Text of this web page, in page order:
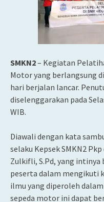
SMKN2– Kegiatan
Motor yang berlangsung
hari berjalan lancar.
diselenggarakan pada
WIB.
Diawali dengan kata
selaku Kepsek SMKN2
Zulkifli, S.Pd, yang
peserta dalam mengikuti
ilmu yang diperoleh
sepeda motor ini dapat